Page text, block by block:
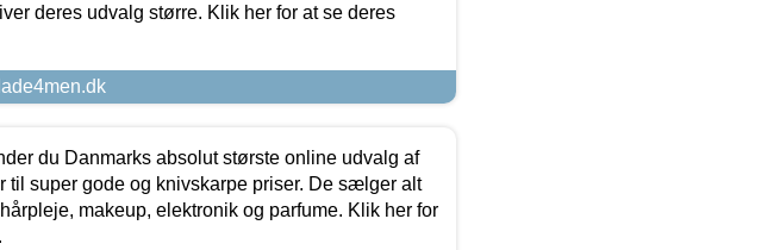
deres udvalg større. Klik her for at se deres
du Danmarks absolut største online udvalg af
til super gode og knivskarpe priser. De sælger alt
makeup, elektronik og parfume. Klik her for